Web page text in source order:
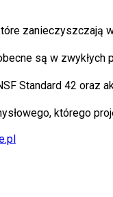
zanieczyszczają
są w zwykłych
Standard 42 oraz
którego